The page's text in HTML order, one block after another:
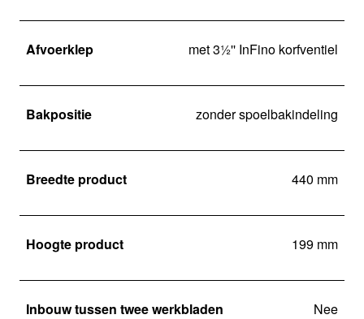
Afvoerklep met 3½'' InFino korfventiel
Bakpositie zonder spoelbakindeling
Breedte product 440 mm
Hoogte product 199 mm
Inbouw tussen twee werkbladen Nee